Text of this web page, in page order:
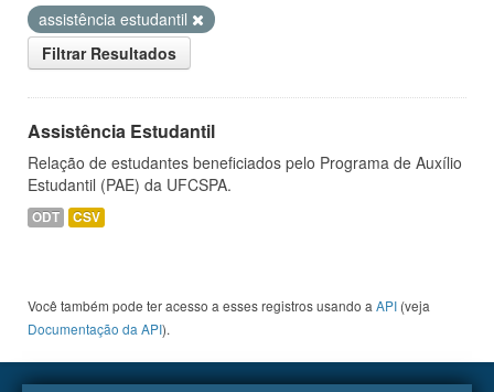
assistência estudantil
Filtrar Resultados
Assistência Estudantil
Relação de estudantes beneficiados pelo Programa de Auxílio
Estudantil (PAE) da UFCSPA.
ODT CSV
Você também pode ter acesso a esses registros usando a API (veja
Documentação da API).